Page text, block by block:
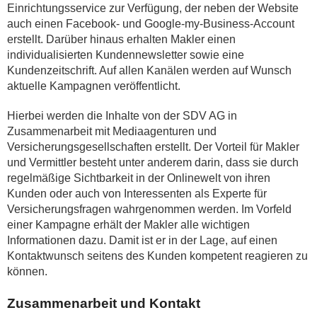
Einrichtungsservice zur Verfügung, der neben der Website
auch einen Facebook- und Google-my-Business-Account
erstellt. Darüber hinaus erhalten Makler einen
individualisierten Kundennewsletter sowie eine
Kundenzeitschrift. Auf allen Kanälen werden auf Wunsch
aktuelle Kampagnen veröffentlicht.
Hierbei werden die Inhalte von der SDV AG in
Zusammenarbeit mit Mediaagenturen und
Versicherungsgesellschaften erstellt. Der Vorteil für Makler
und Vermittler besteht unter anderem darin, dass sie durch
regelmäßige Sichtbarkeit in der Onlinewelt von ihren
Kunden oder auch von Interessenten als Experte für
Versicherungsfragen wahrgenommen werden. Im Vorfeld
einer Kampagne erhält der Makler alle wichtigen
Informationen dazu. Damit ist er in der Lage, auf einen
Kontaktwunsch seitens des Kunden kompetent reagieren zu
können.
Zusammenarbeit und Kontakt